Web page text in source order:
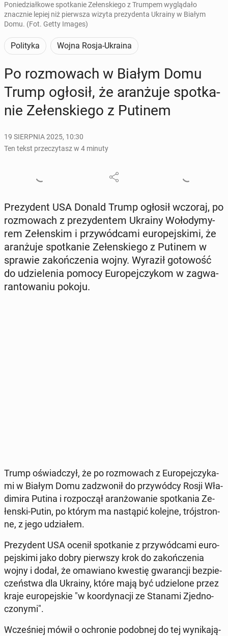
Poniedziałkowe spotkanie Zełenskiego z Trumpem wyglądało
znacznie lepiej niż pierwsza wizyta prezydenta Ukrainy w Białym
Domu. (Fot. Getty Images)
Polityka Wojna Rosja-Ukraina
Po roz­mo­wach w Białym Domu
Trump ogłosił, że aran­żu­je spo­tka­
nie Ze­łen­skie­go z Putinem
19 SIERPNIA 2025, 10:30
Ten tekst przeczytasz w 4 minuty
Pre­zy­dent USA Donald Trump ogłosił wczoraj, po
roz­mo­wach z pre­zy­den­tem Ukrainy Wo­ło­dy­my­
rem Ze­łen­skim i przy­wód­ca­mi eu­ro­pej­ski­mi, że
aran­żu­je spo­tka­nie Ze­łen­skie­go z Putinem w
sprawie za­koń­cze­nia wojny. Wyraził go­to­wość
do udzie­le­nia pomocy Eu­ro­pej­czy­kom w za­gwa­
ran­to­wa­niu pokoju.
Trump oświad­czył, że po roz­mo­wach z Eu­ro­pej­czy­ka­
mi w Białym Domu za­dzwo­nił do przy­wód­cy Rosji Wła­
di­mi­ra Putina i roz­po­czął aran­żo­wa­nie spo­tka­nia Ze­
łen­ski-Putin, po którym ma na­stą­pić kolejne, trój­stron­
ne, z jego udzia­łem.
Pre­zy­dent USA ocenił spo­tka­nie z przy­wód­ca­mi eu­ro­
pej­ski­mi jako dobry pierw­szy krok do za­koń­cze­nia
wojny i dodał, że oma­wia­no kwestię gwa­ran­cji bez­pie­
czeń­stwa dla Ukrainy, które mają być udzie­lo­ne przez
kraje eu­ro­pej­skie "w ko­or­dy­na­cji ze Stanami Zjed­no­
czo­ny­mi".
Wcze­śniej mówił o ochro­nie po­dob­nej do tej wy­ni­ka­ją­